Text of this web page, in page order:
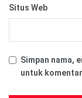
Situs Web
Simpan nama,
untuk